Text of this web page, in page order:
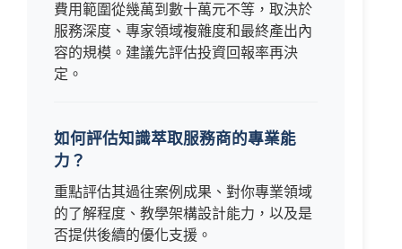
費用範圍從幾萬到數十萬元不等，取決於
服務深度、專家領域複雜度和最終產出內
容的規模。建議先評估投資回報率再決
定。
如何評估知識萃取服務商的專業能
力？
重點評估其過往案例成果、對你專業領域
的了解程度、教學架構設計能力，以及是
否提供後續的優化支援。